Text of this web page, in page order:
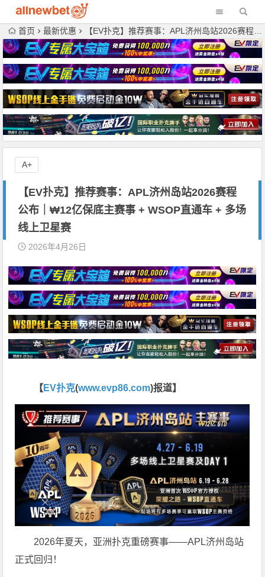
首页 最新优惠 【EV扑克】推荐赛事：APL济州岛站2026赛程公布｜₩12亿保底主赛事 + WSOP直通车 + 多场线上卫星赛
【EV扑克】推荐赛事：APL济州岛站2026赛程
公布｜₩12亿保底主赛事 + WSOP直通车 + 多场
线上卫星赛
2026年4月26日
【 EV扑克(www.evp86.com)报道】
2026年夏天，亚洲扑克重磅赛事——APL济州岛站
正式回归！
A+